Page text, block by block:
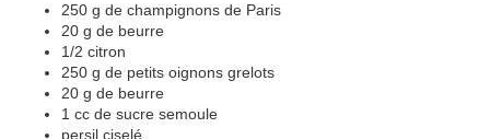
250 g de champignons de Paris
20 g de beurre
1/2 citron
250 g de petits oignons grelots
20 g de beurre
1 cc de sucre semoule
persil ciselé